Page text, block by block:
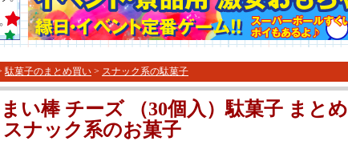
駄菓子のまとめ買い > スナック系の駄菓子
い棒 チーズ （30個入）駄菓子 まとめ
ナック系のお菓子